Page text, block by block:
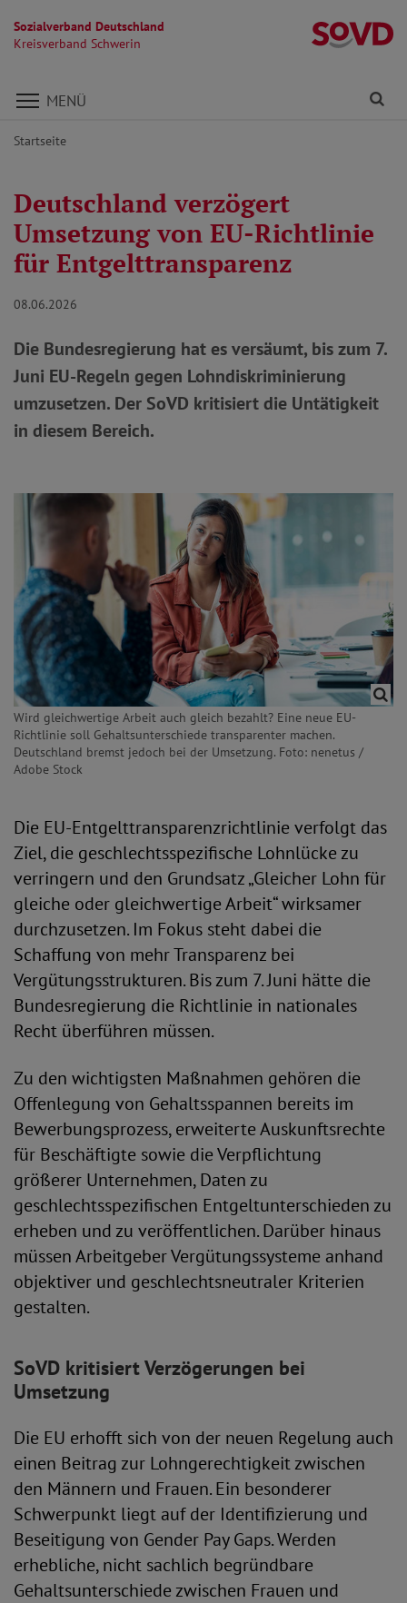
Sozialverband Deutschland
Kreisverband Schwerin
Direkt zu den Inhalten springen
MENÜ
Startseite
Deutschland verzögert
Umsetzung von EU-Richtlinie
für Entgelttransparenz
08.06.2026
Die Bundesregierung hat es versäumt, bis zum 7.
Juni EU-Regeln gegen Lohndiskriminierung
umzusetzen. Der SoVD kritisiert die Untätigkeit
in diesem Bereich.
Wird gleichwertige Arbeit auch gleich bezahlt? Eine neue EU-
Richtlinie soll Gehaltsunterschiede transparenter machen.
Deutschland bremst jedoch bei der Umsetzung. Foto: nenetus /
Adobe Stock
Die EU-Entgelttransparenzrichtlinie verfolgt das
Ziel, die geschlechtsspezifische Lohnlücke zu
verringern und den Grundsatz „Gleicher Lohn für
gleiche oder gleichwertige Arbeit“ wirksamer
durchzusetzen. Im Fokus steht dabei die
Schaffung von mehr Transparenz bei
Vergütungsstrukturen. Bis zum 7. Juni hätte die
Bundesregierung die Richtlinie in nationales
Recht überführen müssen.
Zu den wichtigsten Maßnahmen gehören die
Offenlegung von Gehaltsspannen bereits im
Bewerbungsprozess, erweiterte Auskunftsrechte
für Beschäftigte sowie die Verpflichtung
größerer Unternehmen, Daten zu
geschlechtsspezifischen Entgeltunterschieden zu
erheben und zu veröffentlichen. Darüber hinaus
müssen Arbeitgeber Vergütungssysteme anhand
objektiver und geschlechtsneutraler Kriterien
gestalten.
SoVD kritisiert Verzögerungen bei
Umsetzung
Die EU erhofft sich von der neuen Regelung auch
einen Beitrag zur Lohngerechtigkeit zwischen
den Männern und Frauen. Ein besonderer
Schwerpunkt liegt auf der Identifizierung und
Beseitigung von Gender Pay Gaps. Werden
erhebliche, nicht sachlich begründbare
Gehaltsunterschiede zwischen Frauen und